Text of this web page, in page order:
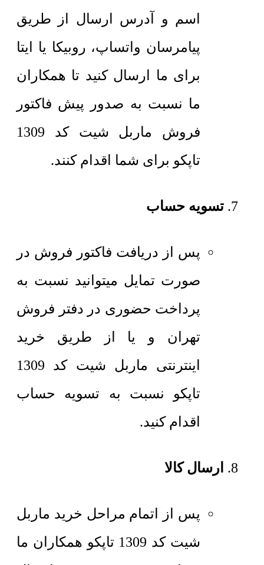
اسم و آدرس ارسال از طریق
پیامرسان واتساپ، روبیکا یا ایتا
برای ما ارسال کنید تا همکاران
ما نسبت به صدور پیش فاکتور
فروش ماربل شیت کد 1309
تاپکو برای شما اقدام کنند.
تسویه حساب
پس از دریافت فاکتور فروش در
صورت تمایل میتوانید نسبت به
پرداخت حضوری در دفتر فروش
تهران و یا از طریق خرید
اینترنتی ماربل شیت کد 1309
تاپکو نسبت به تسویه حساب
اقدام کنید.
ارسال کالا
پس از اتمام مراحل خرید ماربل
شیت کد 1309 تاپکو همکاران ما